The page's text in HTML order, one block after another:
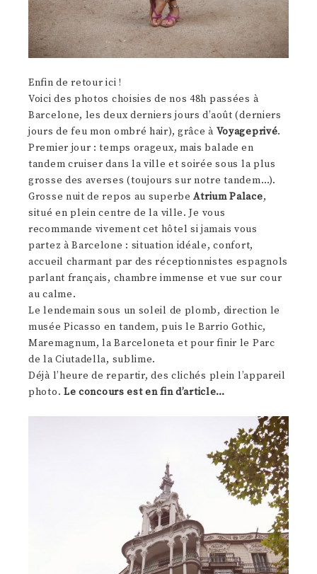
Enfin de retour ici !
Voici des photos choisies de nos 48h passées à
Barcelone, les deux derniers jours d’août (derniers
jours de feu mon ombré hair), grâce à Voyageprivé.
Premier jour : temps orageux, mais balade en
tandem cruiser dans la ville et soirée sous la plus
grosse des averses (toujours sur notre tandem…).
Grosse nuit de repos au superbe Atrium Palace,
situé en plein centre de la ville. Je vous
recommande vivement cet hôtel si jamais vous
partez à Barcelone : situation idéale, confort,
accueil charmant par des réceptionnistes espagnols
parlant français, chambre immense et vue sur cour
au calme.
Le lendemain sous un soleil de plomb, direction le
musée Picasso en tandem, puis le Barrio Gothic,
Maremagnum, la Barceloneta et pour finir le Parc
de la Ciutadella, sublime.
Déjà l’heure de repartir, des clichés plein l’appareil
photo. Le concours est en fin d’article…